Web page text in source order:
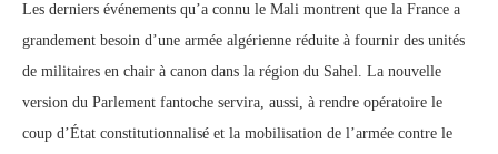
Les derniers événements qu’a connu le Mali montrent que la France a
grandement besoin d’une armée algérienne réduite à fournir des unités
de militaires en chair à canon dans la région du Sahel. La nouvelle
version du Parlement fantoche servira, aussi, à rendre opératoire le
coup d’État constitutionnalisé et la mobilisation de l’armée contre le